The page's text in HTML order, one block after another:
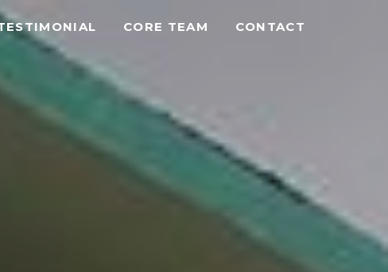
CORE TEAM CONTACT